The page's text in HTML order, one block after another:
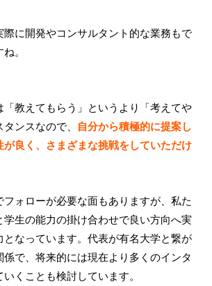
際に開発やコンサルタント的な業務もで
。
「教えてもらう」というより「考えてや
ンスなので、
自分から積極的に提案し
が良く、さまざまな挑戦をしていただけ
フォローが必要な面もありますが、私た
学生の能力の掛け合わせで良い方向へ実
となっています。代表が有名大学と繋が
係で、将来的には現在より多くのインタ
くことも検討しています。